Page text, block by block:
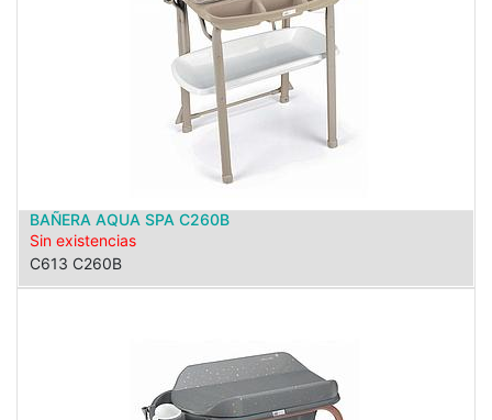
BAÑERA AQUA SPA C260B
Sin existencias
C613 C260B